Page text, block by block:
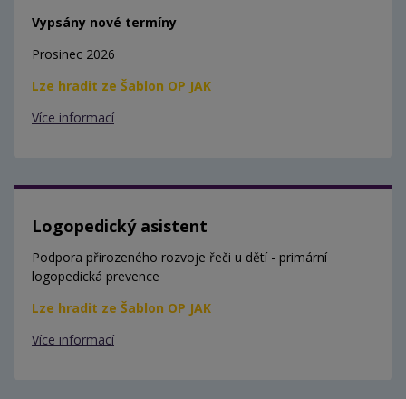
Vypsány nové termíny
Prosinec 2026
Lze hradit ze Šablon OP JAK
Více informací
Logopedický asistent
Podpora přirozeného rozvoje řeči u dětí - primární
logopedická prevence
Lze hradit ze Šablon OP JAK
Více informací